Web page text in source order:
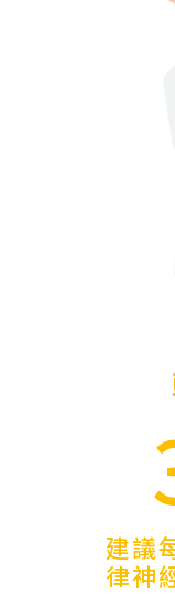
建議
律神